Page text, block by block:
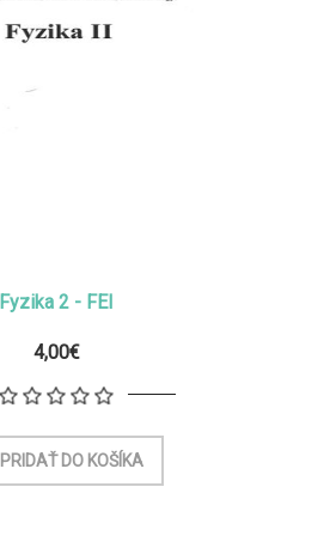
Fyzika 2 - FEI
4,00€